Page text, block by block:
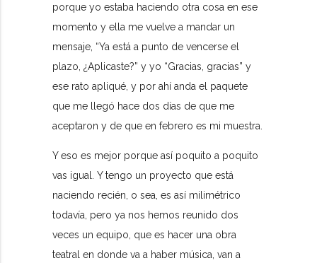
porque yo estaba haciendo otra cosa en ese
momento y ella me vuelve a mandar un
mensaje, “Ya está a punto de vencerse el
plazo, ¿Aplicaste?” y yo “Gracias, gracias” y
ese rato apliqué, y por ahí anda el paquete
que me llegó hace dos días de que me
aceptaron y de que en febrero es mi muestra.
Y eso es mejor porque así poquito a poquito
vas igual. Y tengo un proyecto que está
naciendo recién, o sea, es así milimétrico
todavía, pero ya nos hemos reunido dos
veces un equipo, que es hacer una obra
teatral en donde va a haber música, van a